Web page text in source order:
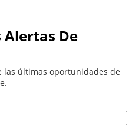
Alertas De
las últimas oportunidades de